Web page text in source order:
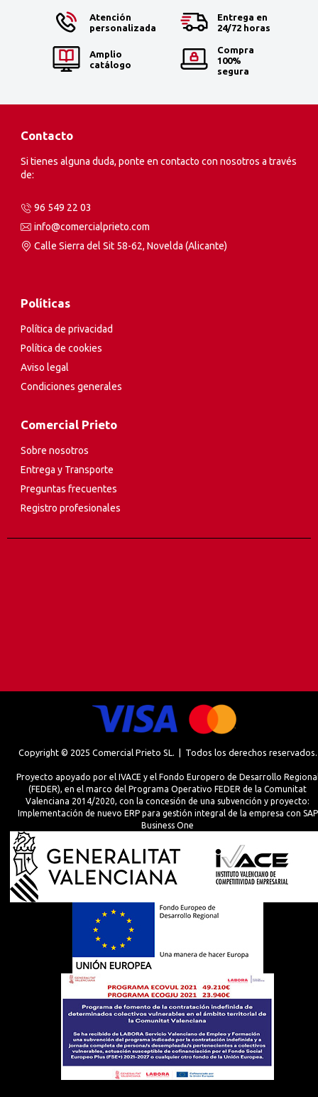
Atención
personalizada
Entrega en
24/72 horas
Amplio
catálogo
Compra
100%
segura
Contacto
Si tienes alguna duda, ponte en contacto con nosotros a través
de:
96 549 22 03
info@comercialprieto.com
Calle Sierra del Sit 58-62, Novelda (Alicante)
Políticas
Política de privacidad
Política de cookies
Aviso legal
Condiciones generales
Comercial Prieto
Sobre nosotros
Entrega y Transporte
Preguntas frecuentes
Registro profesionales
Copyright © 2025 Comercial Prieto SL. | Todos los derechos reservados.
Proyecto apoyado por el IVACE y el Fondo Europero de Desarrollo
(FEDER), en el marco del Programa Operativo FEDER de la Comunitat
Valenciana 2014/2020, con la concesión de una subvención y proyecto:
Implementación de nuevo ERP para gestión integral de la empresa con SAP
Business One